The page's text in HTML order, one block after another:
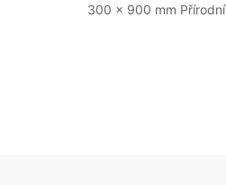
300 x 900 mm Přírodní